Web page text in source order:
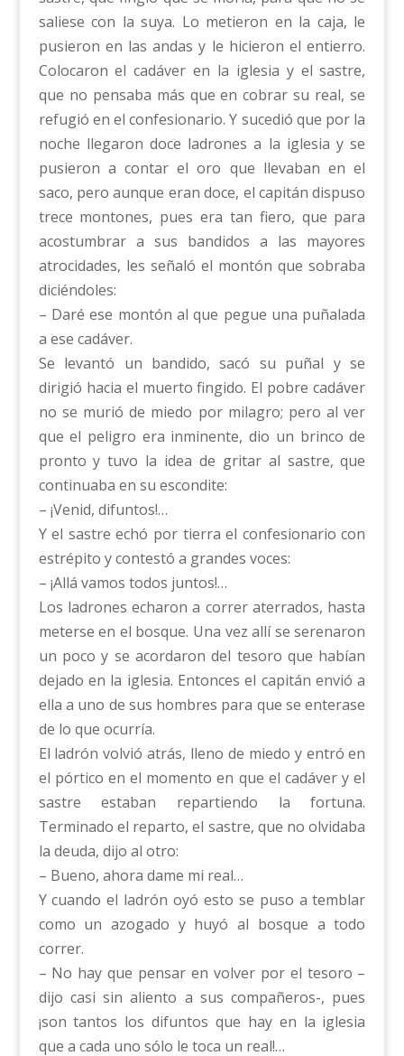
saliese con la suya. Lo metieron en la caja, le
pusieron en las andas y le hicieron el entierro.
Colocaron el cadáver en la iglesia y el sastre,
que no pensaba más que en cobrar su real, se
refugió en el confesionario. Y sucedió que por la
noche llegaron doce ladrones a la iglesia y se
pusieron a contar el oro que llevaban en el
saco, pero aunque eran doce, el capitán dispuso
trece montones, pues era tan fiero, que para
acostumbrar a sus bandidos a las mayores
atrocidades, les señaló el montón que sobraba
diciéndoles:
– Daré ese montón al que pegue una puñalada
a ese cadáver.
Se levantó un bandido, sacó su puñal y se
dirigió hacia el muerto fingido. El pobre cadáver
no se murió de miedo por milagro; pero al ver
que el peligro era inminente, dio un brinco de
pronto y tuvo la idea de gritar al sastre, que
continuaba en su escondite:
– ¡Venid, difuntos!…
Y el sastre echó por tierra el confesionario con
estrépito y contestó a grandes voces:
– ¡Allá vamos todos juntos!…
Los ladrones echaron a correr aterrados, hasta
meterse en el bosque. Una vez allí se serenaron
un poco y se acordaron del tesoro que habían
dejado en la iglesia. Entonces el capitán envió a
ella a uno de sus hombres para que se enterase
de lo que ocurría.
El ladrón volvió atrás, lleno de miedo y entró en
el pórtico en el momento en que el cadáver y el
sastre estaban repartiendo la fortuna.
Terminado el reparto, el sastre, que no olvidaba
la deuda, dijo al otro:
– Bueno, ahora dame mi real…
Y cuando el ladrón oyó esto se puso a temblar
como un azogado y huyó al bosque a todo
correr.
– No hay que pensar en volver por el tesoro –
dijo casi sin aliento a sus compañeros-, pues
¡son tantos los difuntos que hay en la iglesia
que a cada uno sólo le toca un real!…